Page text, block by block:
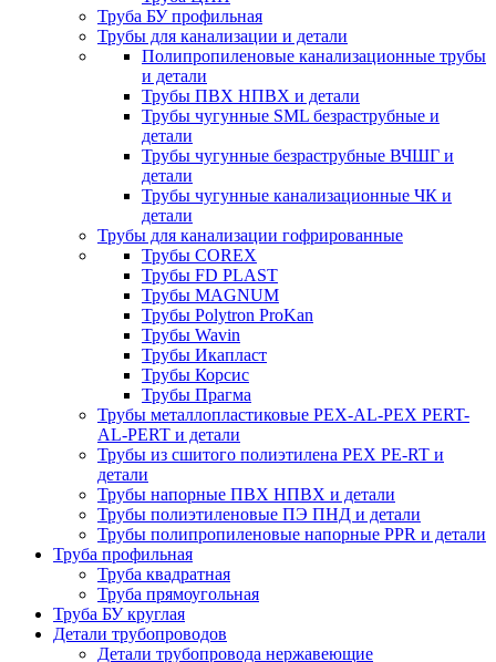
Труба БУ профильная
Трубы для канализации и детали
Полипропиленовые канализационные трубы
и детали
Трубы ПВХ НПВХ и детали
Трубы чугунные SML безраструбные и
детали
Трубы чугунные безраструбные ВЧШГ и
детали
Трубы чугунные канализационные ЧК и
детали
Трубы для канализации гофрированные
Трубы COREX
Трубы FD PLAST
Трубы MAGNUM
Трубы Polytron ProKan
Трубы Wavin
Трубы Икапласт
Трубы Корсис
Трубы Прагма
Трубы металлопластиковые PEX-AL-PEX PERT-
AL-PERT и детали
Трубы из сшитого полиэтилена PEX PE-RT и
детали
Трубы напорные ПВХ НПВХ и детали
Трубы полиэтиленовые ПЭ ПНД и детали
Трубы полипропиленовые напорные PPR и детали
Труба профильная
Труба квадратная
Труба прямоугольная
Труба БУ круглая
Детали трубопроводов
Детали трубопровода нержавеющие